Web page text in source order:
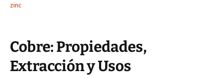
zinc
Cobre: Propiedades,
Extracción y Usos